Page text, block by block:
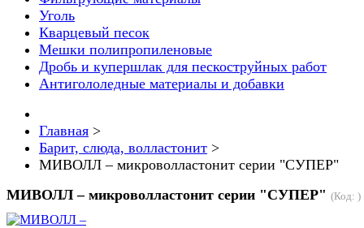
Уголь
Кварцевый песок
Мешки полипропиленовые
Дробь и купершлак для пескоструйных работ
Антигололедные материалы и добавки
Главная >
Барит, слюда, волластонит >
МИВОЛЛ – микроволластонит серии "СУПЕР"
МИВОЛЛ – микроволластонит серии "СУПЕР" (Код: )